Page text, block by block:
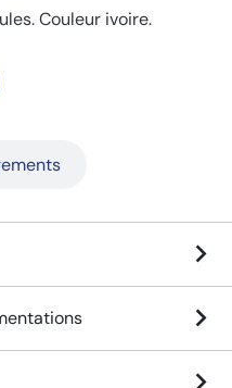
Couleur ivoire.